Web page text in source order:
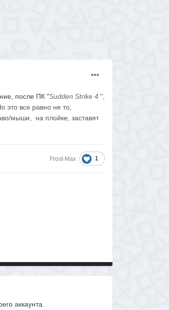
после ПК "Sudden Strike 4",
это все равно не то,
мыши, на плойке, заставят
Frost-Max 1
аккаунта.